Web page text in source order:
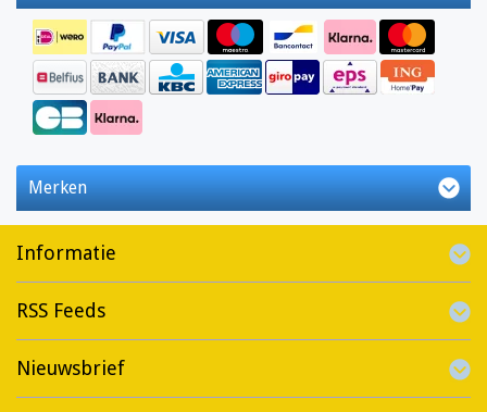
Merken
Informatie
RSS Feeds
Nieuwsbrief